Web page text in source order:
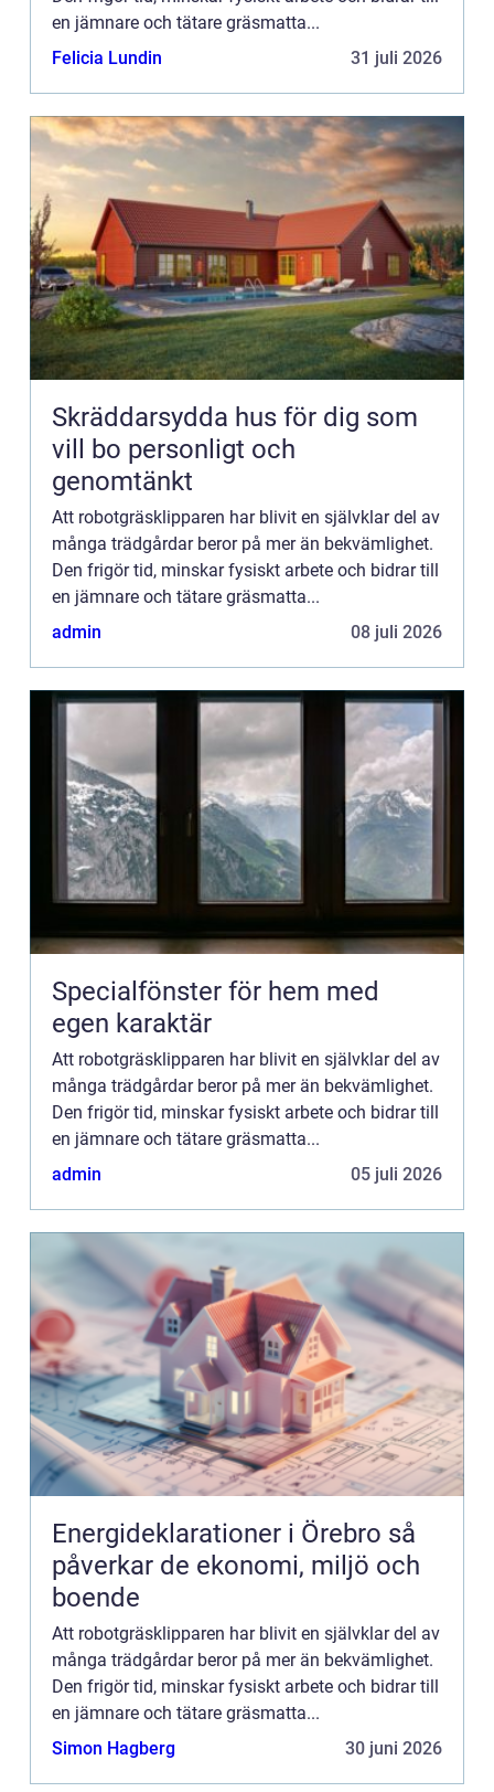
en jämnare och tätare gräsmatta...
Felicia Lundin
31 juli 2026
Skräddarsydda hus för dig som
vill bo personligt och
genomtänkt
Att robotgräsklipparen har blivit en självklar del av
många trädgårdar beror på mer än bekvämlighet.
Den frigör tid, minskar fysiskt arbete och bidrar till
en jämnare och tätare gräsmatta...
admin
08 juli 2026
Specialfönster för hem med
egen karaktär
Att robotgräsklipparen har blivit en självklar del av
många trädgårdar beror på mer än bekvämlighet.
Den frigör tid, minskar fysiskt arbete och bidrar till
en jämnare och tätare gräsmatta...
admin
05 juli 2026
Energideklarationer i Örebro så
påverkar de ekonomi, miljö och
boende
Att robotgräsklipparen har blivit en självklar del av
många trädgårdar beror på mer än bekvämlighet.
Den frigör tid, minskar fysiskt arbete och bidrar till
en jämnare och tätare gräsmatta...
Simon Hagberg
30 juni 2026